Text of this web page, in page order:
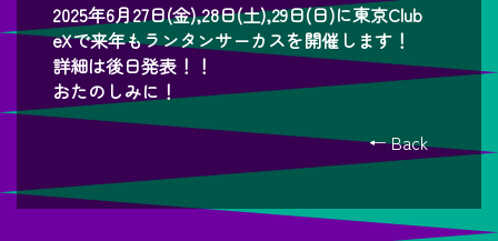
2025年6月27日(金),28日(土),29日(日)に東京Club
eXで来年もランタンサーカスを開催します！
詳細は後日発表！！
おたのしみに！
← Back